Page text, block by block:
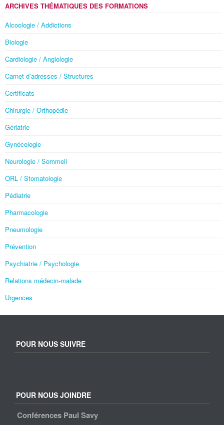
ARCHIVES THÉMATIQUES DES FORMATIONS
Alcoologie / Addictions
Biologie
Cardiologie / Angiologie
Carnet d’adresses / Structures
Certificats
Chirurgie / Orthopédie
Gériatrie
Gynécologie
Neurologie / Sommeil
ORL / Stomatologie
Pédiatrie
Pharmacologie
Pneumologie
Prévention
Psychiatrie / Psychologie
Relations médecin-malade
Urgences
POUR NOUS SUIVRE
POUR NOUS JOINDRE
Conférences Paul Savy